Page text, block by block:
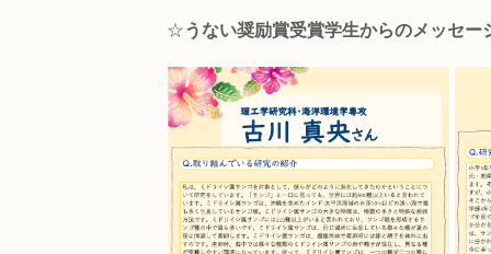
☆うない奨励賞受賞学生からのメッセー